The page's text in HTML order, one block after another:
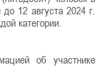
12 августа 2024 г.
категории.
об участнике